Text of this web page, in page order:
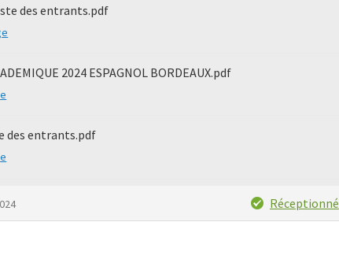
des entrants.pdf
2024 ESPAGNOL BORDEAUX.pdf
des entrants.pdf
Réceptionné